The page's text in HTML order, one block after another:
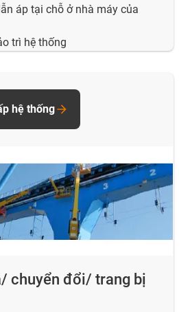
áp tại chỗ ở nhà máy của
trì hệ thống
chuyển đổi/ trang bị
hệ thống